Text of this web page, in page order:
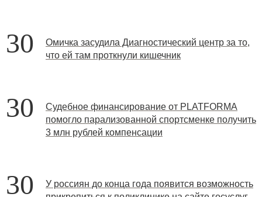
30
Омичка засудила Диагностический центр за то,
что ей там проткнули кишечник
30
Судебное финансирование от PLATFORMA
помогло парализованной спортсменке получить
3 млн рублей компенсации
30
У россиян до конца года появится возможность